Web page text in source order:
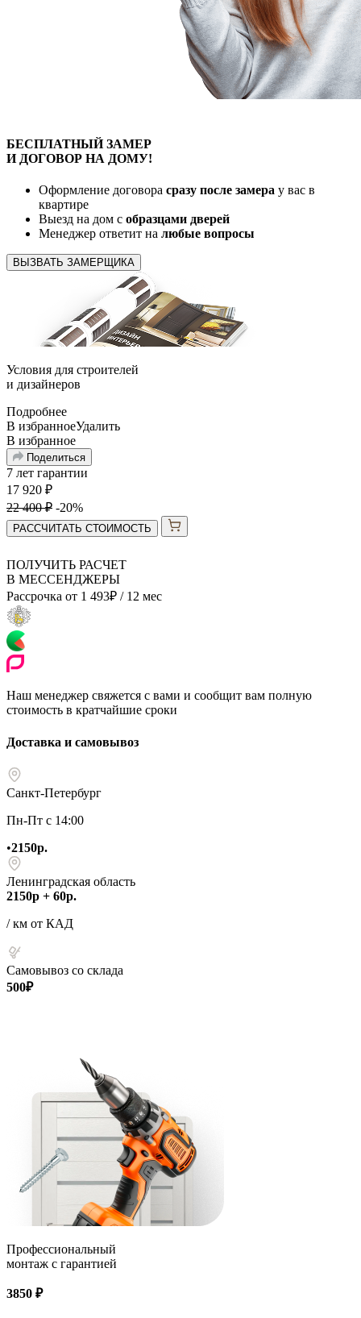
БЕСПЛАТНЫЙЗАМЕР
И ДОГОВОР НА ДОМУ!
Оформление договора сразу после замера у вас в
квартире
Выезд на дом с образцами дверей
Менеджер ответит на любые вопросы
ВЫЗВАТЬ ЗАМЕРЩИКА
Условия для строителей
и дизайнеров
Подробнее
В избранноеУдалить
В избранное
Поделиться
7 лет гарантии
17 920 ₽
22 400₽ -20%
РАССЧИТАТЬ СТОИМОСТЬ
ПОЛУЧИТЬ РАСЧЕТ
В МЕССЕНДЖЕРЫ
Рассрочка от 1 493₽ / 12 мес
Наш менеджер свяжется с вами и сообщит вам полную
стоимость в кратчайшие сроки
Доставка и самовывоз
Санкт-Петербург
Пн-Пт с 14:00
•2150р.
Ленинградская область
2150р + 60р.
/ км от КАД
Самовывоз со склада
500₽
Профессиональный
монтаж с гарантией
3850 ₽